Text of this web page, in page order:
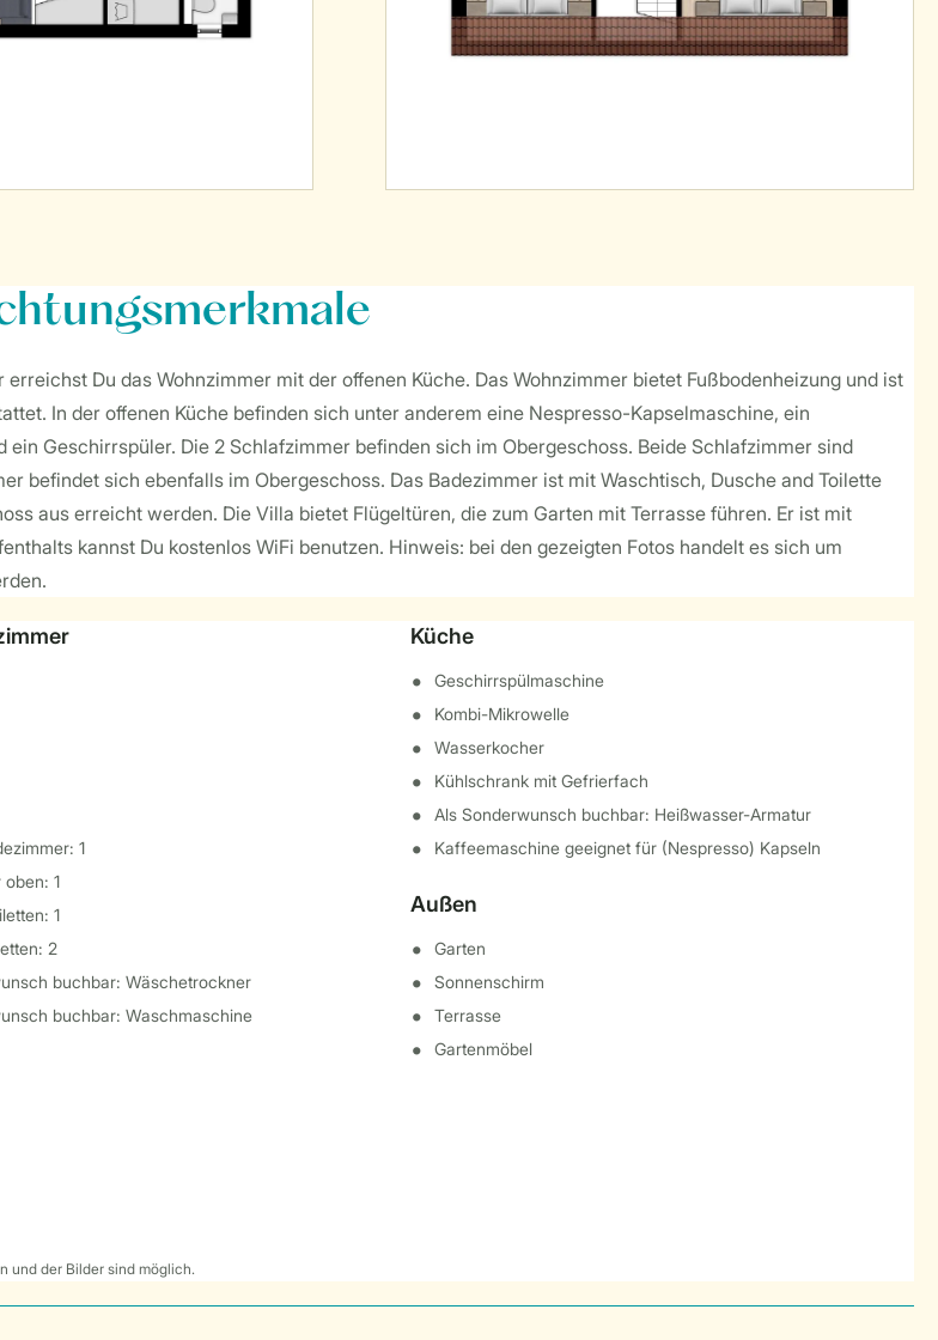
Du das Wohnzimmer mit der offenen Küche. Das Wohnzimmer bietet Fußbodenheizung und ist
In der offenen Küche befinden sich unter anderem eine Nespresso-Kapselmaschine, ein
Geschirrspüler. Die 2 Schlafzimmer befinden sich im Obergeschoss. Beide Schlafzimmer sind
befindet sich ebenfalls im Obergeschoss. Das Badezimmer ist mit Waschtisch, Dusche and Toilette
aus erreicht werden. Die Villa bietet Flügeltüren, die zum Garten mit Terrasse führen. Er ist mit
kannst Du kostenlos WiFi benutzen. Hinweis: bei den gezeigten Fotos handelt es sich um
1
oben: 1
1
2
buchbar: Wäschetrockner
buchbar: Waschmaschine
Küche
Geschirrspülmaschine
Kombi-Mikrowelle
Wasserkocher
Kühlschrank mit Gefrierfach
Als Sonderwunsch buchbar: Heißwasser-Armatur
Kaffeemaschine geeignet für (Nespresso) Kapseln
Außen
Garten
Sonnenschirm
Terrasse
Gartenmöbel
und der Bilder sind möglich.